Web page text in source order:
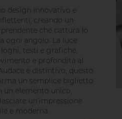
design innovativo e
creando un
che cattura lo
ogni angolo. La luce
testi e grafiche,
e profondità al
e distintivo, questo
un semplice biglietto
un elemento unico,
un’impressione
e moderna.